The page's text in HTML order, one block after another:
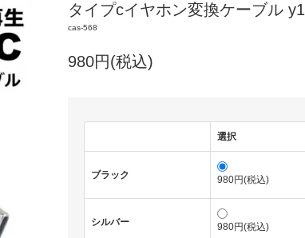
タイプcイヤホン変換ケーブル y1
cas-568
980円(税込)
選択
ブラック 980円(税込)
シルバー 980円(税込)